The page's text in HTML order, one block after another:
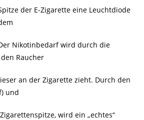
der E-Zigarette eine Leuchtdiode
Nikotinbedarf wird durch die
Raucher
an der Zigarette zieht. Durch den
und
wird ein „echtes“